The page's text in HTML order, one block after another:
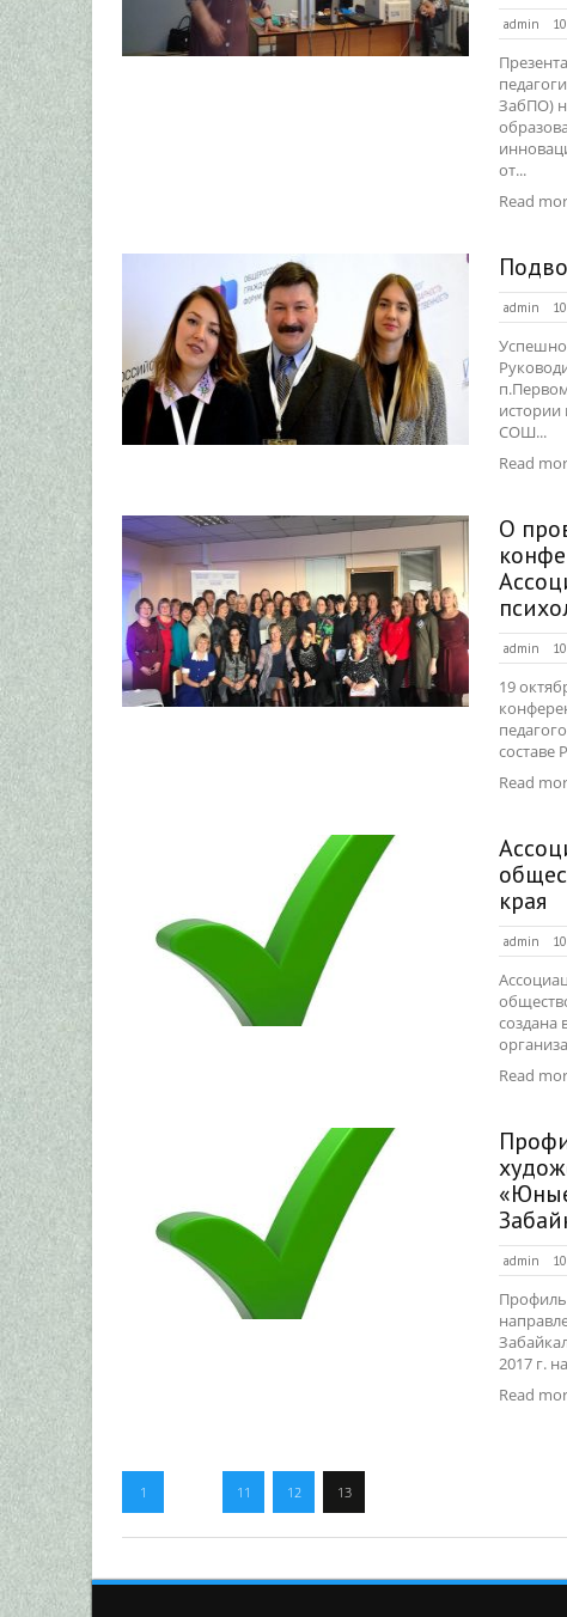
admin
ЗабПО)
от...
Read
admin
СОШ...
Read
О
admin
19
составе
Read
края
admin
создана
Read
admin
2017 г.
Read
1 11 12 13